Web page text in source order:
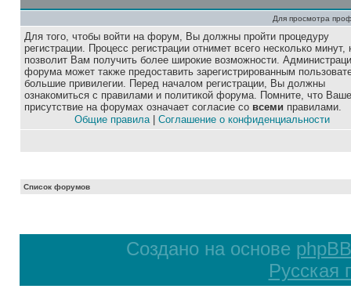
Для просмотра
Для того, чтобы войти на форум, Вы должны пройти процедуру
регистрации. Процесс регистрации отнимет всего несколько минут,
позволит Вам получить более широкие возможности.
форума может также предоставить зарегистрированным
большие привилегии. Перед началом регистрации, Вы должны
ознакомиться с правилами и политикой форума. Помните, что Ваше
присутствие на форумах означает согласие со всеми правилами.
Общие правила| Соглашение о конфиденциальности
Список форумов
Создано на основе phpBB
Русская